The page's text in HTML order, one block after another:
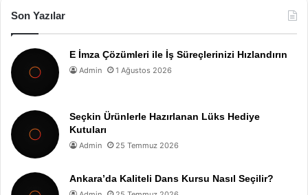
Son Yazılar
E İmza Çözümleri ile İş Süreçlerinizi Hızlandırın
Admin 1 Ağustos 2026
Seçkin Ürünlerle Hazırlanan Lüks Hediye
Kutuları
Admin 25 Temmuz 2026
Ankara’da Kaliteli Dans Kursu Nasıl Seçilir?